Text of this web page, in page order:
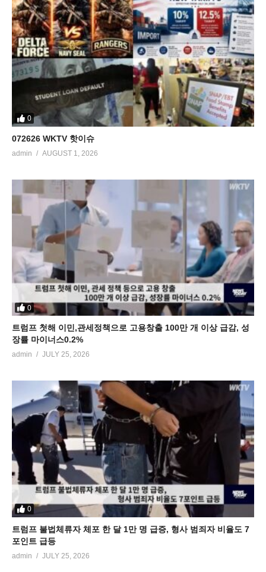
0
072626 WKTV 핫이슈
admin AUGUST 1, 2026
0
트럼프 첫해 이민,관세정책으로 고용창출 100만 개 이상 급감, 성
장률 마이너스0.2%
admin JULY 25, 2026
0
트럼프 불법체류자 체포 한 달 1만 명 급증, 형사 범죄자 비율도 7
포인트 급등
admin JULY 25, 2026